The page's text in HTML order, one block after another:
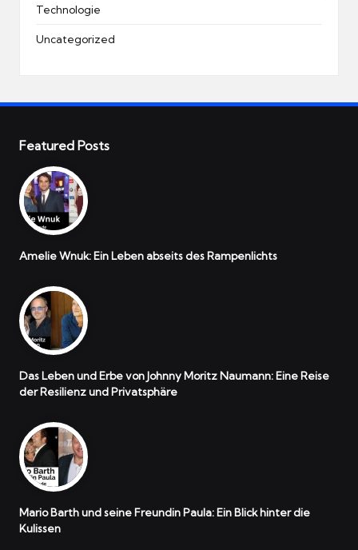
Technologie
Uncategorized
Featured Posts
Amelie Wnuk: Ein Leben abseits des Rampenlichts
Das Leben und Erbe von Johnny Moritz Naumann: Eine Reise
der Resilienz und Privatsphäre
Mario Barth und seine Freundin Paula: Ein Blick hinter die
Kulissen